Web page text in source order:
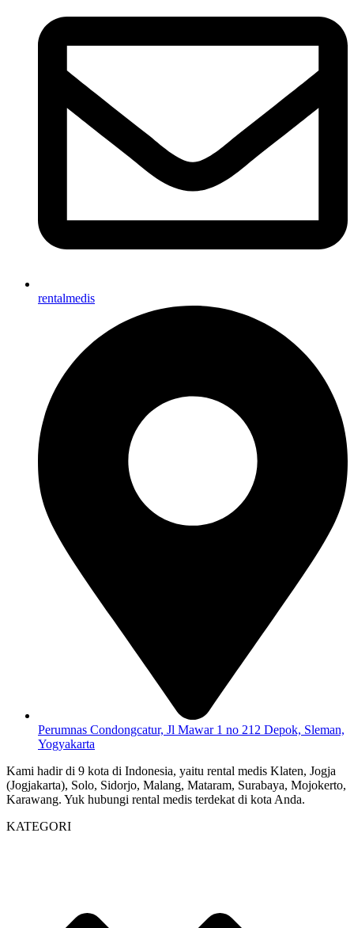
rentalmedis
Perumnas Condongcatur, Jl Mawar 1 no 212 Depok, Sleman,
Yogyakarta
Kami hadir di 9 kota di Indonesia, yaitu rental medis Klaten, Jogja
(Jogjakarta), Solo, Sidorjo, Malang, Mataram, Surabaya, Mojokerto,
Karawang. Yuk hubungi rental medis terdekat di kota Anda.
KATEGORI